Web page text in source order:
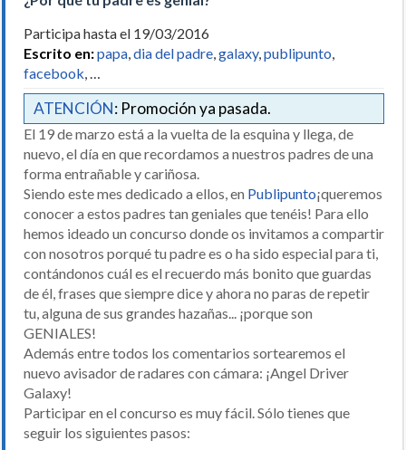
Participa hasta el 19/03/2016
Escrito en:papa dia del padre galaxy, publipunto
facebook
ATENCIÓN: Promoción ya pasada.
El 19 de marzo está a la vuelta de la esquina y llega, de
nuevo, el día en que recordamos a nuestros padres de una
forma entrañable y cariñosa.
Siendo este mes dedicado a ellos, en Publipunto¡queremos
conocer a estos padres tan geniales que tenéis! Para ello
hemos ideado un concurso donde os invitamos a compartir
con nosotros porqué tu padre es o ha sido especial para ti,
contándonos cuál es el recuerdo más bonito que guardas
de él, frases que siempre dice y ahora no paras de repetir
tu, alguna de sus grandes hazañas... ¡porque son
GENIALES!
Además entre todos los comentarios sortearemos el
nuevo avisador de radares con cámara: ¡Angel Driver
Galaxy!
Participar en el concurso es muy fácil. Sólo tienes que
seguir los siguientes pasos: